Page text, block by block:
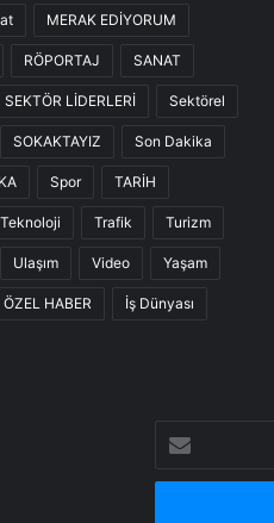
MERAK EDİYORUM
RÖPORTAJ SANAT
SEKTÖR LİDERLERİ Sektörel
SOKAKTAYIZ Son Dakika
Spor TARİH
Teknoloji Trafik Turizm
Ulaşım Video Yaşam
ÖZEL HABER İş Dünyası
Posta
adresinizi